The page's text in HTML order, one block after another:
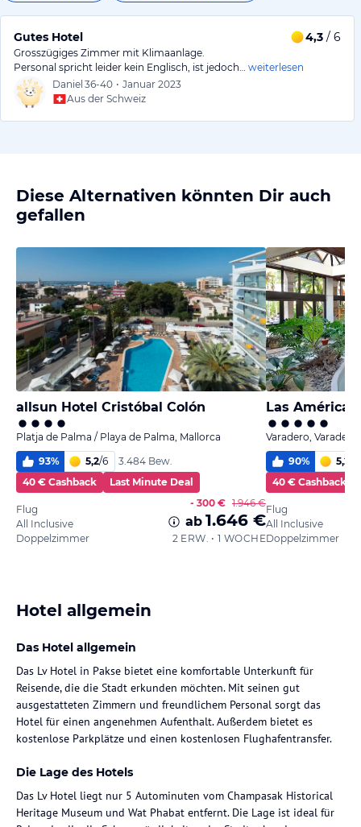
Gutes Hotel 4,3 / 6
Grosszügiges Zimmer mit Klimaanlage.
Personal spricht leider kein Englisch, ist jedoch…
weiterlesen
Daniel 36-40 • Januar 2023
Aus der Schweiz
Diese Alternativen könnten Dir auch
gefallen
allsun Hotel Cristóbal Colón
Platja de Palma / Playa de Palma, Mallorca
93% 5,2/6
3.484 Bew.
40 € Cashback
Last Minute Deal
Flug
All Inclusive
Doppelzimmer
- 300 € 1.946 €
ab 1.646 €
2 ERW. • 1 WOCHE
Las
Varadero, Varadero
90% 5,2
40 € Cashback
Flug
All Inclusive
Doppelzimmer
Hotel allgemein
Das Hotel allgemein
Das Lv Hotel in Pakse bietet eine komfortable Unterkunft für
Reisende, die die Stadt erkunden möchten. Mit seinen gut
ausgestatteten Zimmern und freundlichem Personal sorgt das
Hotel für einen angenehmen Aufenthalt. Außerdem bietet es
kostenlose Parkplätze und einen kostenlosen Flughafentransfer.
Die Lage des Hotels
Das Lv Hotel liegt nur 5 Autominuten vom Champasak Historical
Heritage Museum und Wat Phabat entfernt. Die Lage ist ideal für